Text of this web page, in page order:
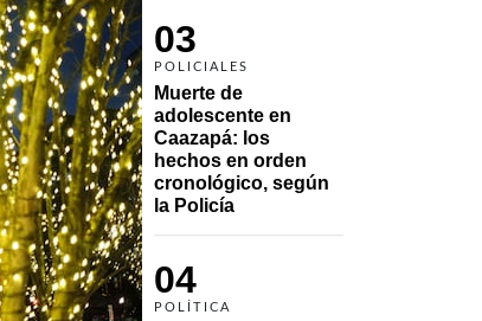
03
POLICIALES
Muerte de
adolescente en
Caazapá: los
hechos en orden
cronológico, según
la Policía
04
POLÍTICA